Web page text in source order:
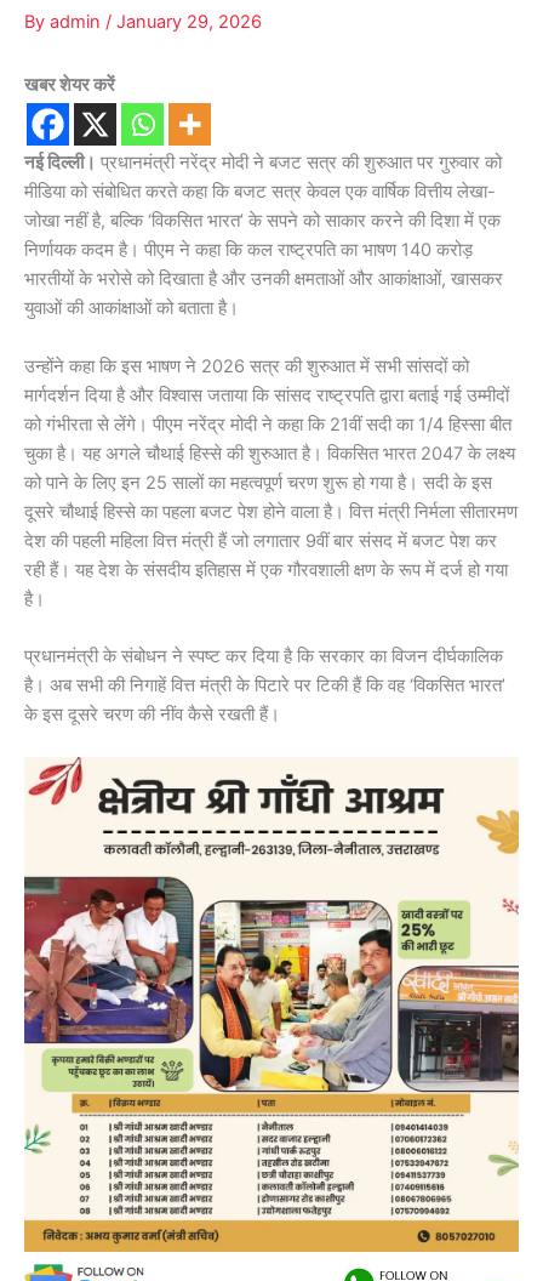
By admin / January 29, 2026
खबर शेयर करें
नई दिल्ली। प्रधानमंत्री नरेंद्र मोदी ने बजट सत्र की शुरुआत पर गुरुवार को
मीडिया को संबोधित करते कहा कि बजट सत्र केवल एक वार्षिक वित्तीय लेखा-
जोखा नहीं है, बल्कि ‘विकसित भारत’ के सपने को साकार करने की दिशा में एक
निर्णायक कदम है। पीएम ने कहा कि कल राष्ट्रपति का भाषण 140 करोड़
भारतीयों के भरोसे को दिखाता है और उनकी क्षमताओं और आकांक्षाओं, खासकर
युवाओं की आकांक्षाओं को बताता है।
उन्होंने कहा कि इस भाषण ने 2026 सत्र की शुरुआत में सभी सांसदों को
मार्गदर्शन दिया है और विश्वास जताया कि सांसद राष्ट्रपति द्वारा बताई गई उम्मीदों
को गंभीरता से लेंगे। पीएम नरेंद्र मोदी ने कहा कि 21वीं सदी का 1/4 हिस्सा बीत
चुका है। यह अगले चौथाई हिस्से की शुरुआत है। विकसित भारत 2047 के लक्ष्य
को पाने के लिए इन 25 सालों का महत्वपूर्ण चरण शुरू हो गया है। सदी के इस
दूसरे चौथाई हिस्से का पहला बजट पेश होने वाला है। वित्त मंत्री निर्मला सीतारमण
देश की पहली महिला वित्त मंत्री हैं जो लगातार 9वीं बार संसद में बजट पेश कर
रही हैं। यह देश के संसदीय इतिहास में एक गौरवशाली क्षण के रूप में दर्ज हो गया
है।
प्रधानमंत्री के संबोधन ने स्पष्ट कर दिया है कि सरकार का विजन दीर्घकालिक
है। अब सभी की निगाहें वित्त मंत्री के पिटारे पर टिकी हैं कि वह ‘विकसित भारत’
के इस दूसरे चरण की नींव कैसे रखती हैं।